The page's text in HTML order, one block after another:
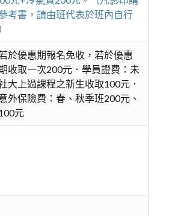
考書，請由班代表於班內自行
於優惠期報名免收，若於優惠
收取一次200元．學員證費：未
大上過課程之新生收取100元．
外保險費：春、秋季班200元、
元